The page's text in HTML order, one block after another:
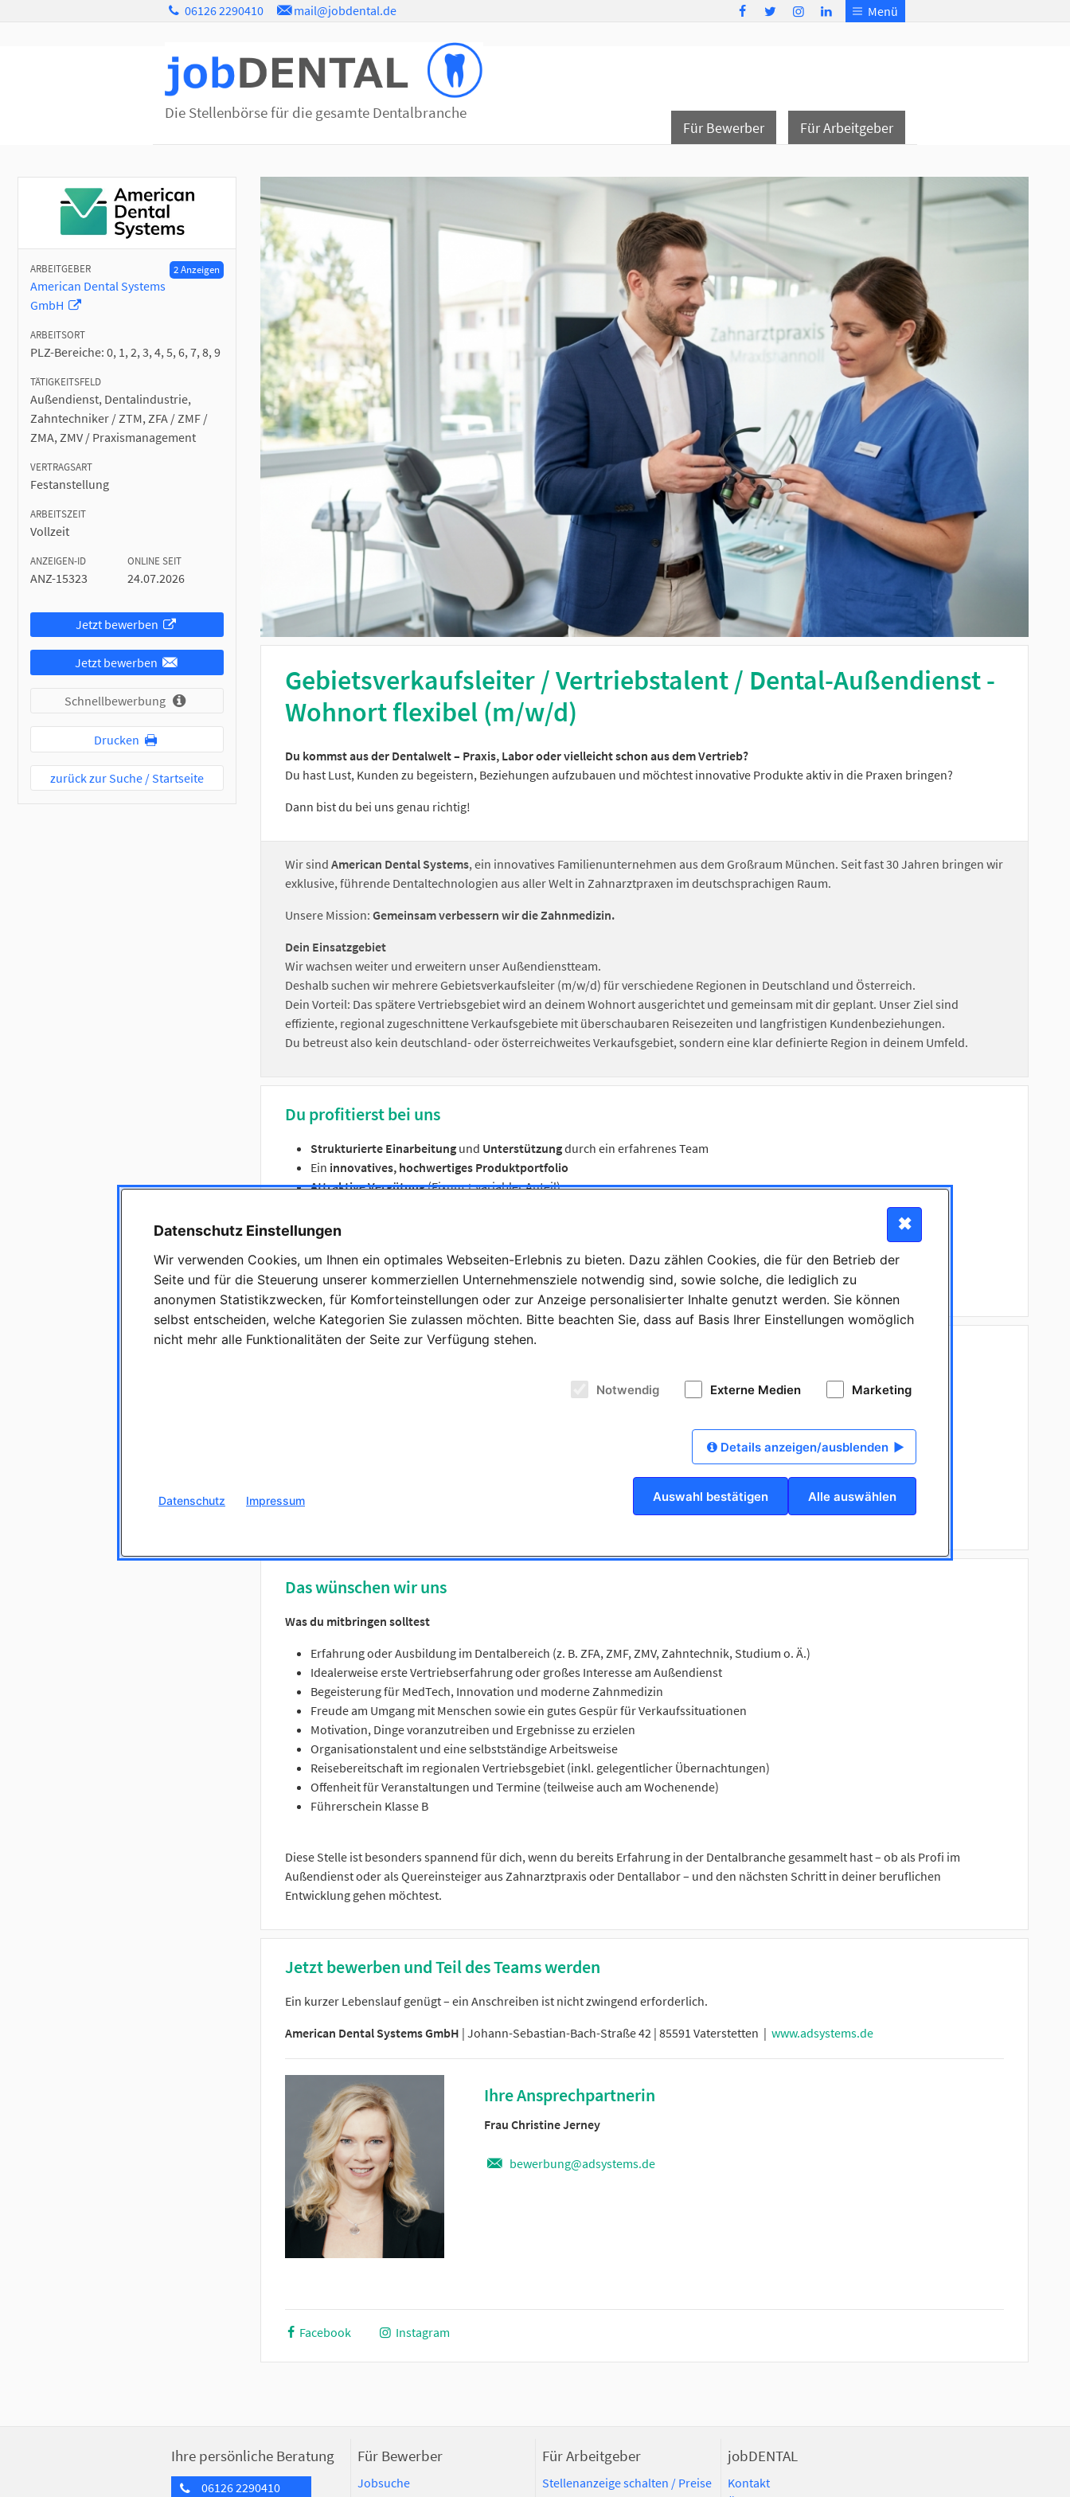
06126 2290410 mail@jobdental.de Menü
Die Stellenbörse für die gesamte Dentalbranche
Für Bewerber Für Arbeitgeber
ARBEITGEBER 2 Anzeigen
American Dental Systems
GmbH
ARBEITSORT
PLZ-Bereiche: 0, 1, 2, 3, 4, 5, 6, 7, 8, 9
TÄTIGKEITSFELD
Außendienst, Dentalindustrie,
Zahntechniker / ZTM, ZFA / ZMF /
ZMA, ZMV / Praxismanagement
VERTRAGSART
Festanstellung
ARBEITSZEIT
Vollzeit
ANZEIGEN-ID
ANZ-15323
ONLINE SEIT
24.07.2026
Jetzt bewerben
Jetzt bewerben
Schnellbewerbung
Drucken
zurück zur Suche / Startseite
Gebietsverkaufsleiter / Vertriebstalent / Dental-Außendienst -
Wohnort flexibel (m/w/d)
Du kommst aus der Dentalwelt – Praxis, Labor oder vielleicht schon aus dem Vertrieb?
Du hast Lust, Kunden zu begeistern, Beziehungen aufzubauen und möchtest innovative Produkte aktiv in die Praxen bringen?
Dann bist du bei uns genau richtig!
Wir sind American Dental Systems, ein innovatives Familienunternehmen aus dem Großraum München. Seit fast 30 Jahren bringen wir
exklusive, führende Dentaltechnologien aus aller Welt in Zahnarztpraxen im deutschsprachigen Raum.
Unsere Mission: Gemeinsam verbessern wir die Zahnmedizin.
Dein Einsatzgebiet
Wir wachsen weiter und erweitern unser Außendienstteam.
Deshalb suchen wir mehrere Gebietsverkaufsleiter (m/w/d) für verschiedene Regionen in Deutschland und Österreich.
Dein Vorteil: Das spätere Vertriebsgebiet wird an deinem Wohnort ausgerichtet und gemeinsam mit dir geplant. Unser Ziel sind
effiziente, regional zugeschnittene Verkaufsgebiete mit überschaubaren Reisezeiten und langfristigen Kundenbeziehungen.
Du betreust also kein deutschland- oder österreichweites Verkaufsgebiet, sondern eine klar definierte Region in deinem Umfeld.
Du profitierst bei uns
Strukturierte Einarbeitung und Unterstützungdurch ein erfahrenes Team
Ein innovatives, hochwertiges Produktportfolio
Attraktive Vergütung(Fixum + variabler Anteil)
Moderne
32 Urlaubstage
Teilnahme annationalen und internationalen Events
LangfristigePerspektiven in einemwachsendenUnternehmen
Warum es bei uns nicht langweilig wird
Eine vielseitige Außendienstrolle, in der Beratung und Verkauf Hand in Hand gehen:
Du berätst Zahnärzte und Praxisteams zu innovativen Produkten und überzeugst sie von deren Mehrwert
Du gewinnst neue Kunden und entwickelst dein Vertriebsgebiet eigenständig weiter
Du bist regelmäßig auf Fortbildungen, Kongressen und Events unterwegs
Du arbeitest eigenverantwortlich und behältst deine Ziele im Blick
Das wünschen wir uns
Was du mitbringen solltest
Erfahrung oder Ausbildung im Dentalbereich (z. B. ZFA, ZMF, ZMV, Zahntechnik, Studium o. Ä.)
Idealerweise erste Vertriebserfahrung oder großes Interesse am Außendienst
Begeisterung für MedTech, Innovation und moderne Zahnmedizin
Freude am Umgang mit Menschen sowie ein gutes Gespür für Verkaufssituationen
Motivation, Dinge voranzutreiben und Ergebnisse zu erzielen
Organisationstalent und eine selbstständige Arbeitsweise
Reisebereitschaft im regionalen Vertriebsgebiet (inkl. gelegentlicher Übernachtungen)
Offenheit für Veranstaltungen und Termine (teilweise auch am Wochenende)
Führerschein Klasse B
Diese Stelle ist besonders spannend für dich, wenn du bereits Erfahrung in der Dentalbranche gesammelt hast – ob als Profi im
Außendienst oder als Quereinsteiger aus Zahnarztpraxis oder Dentallabor – und den nächsten Schritt in deiner beruflichen
Entwicklung gehen möchtest.
Jetzt bewerben und Teil des Teams werden
Ein kurzer Lebenslauf genügt – ein Anschreiben ist nicht zwingend erforderlich.
American Dental Systems GmbH | Johann-Sebastian-Bach-Straße 42 | 85591 Vaterstetten | www.adsystems.de
Ihre Ansprechpartnerin
Frau Christine Jerney
bewerbung@adsystems.de
Facebook Instagram
Ihre persönliche Beratung
06126 2290410
Für Bewerber
Jobsuche
Für Arbeitgeber
Stellenanzeige schalten / Preise
jobDENTAL
Kontakt
Datenschutz Einstellungen
Wir verwenden Cookies, um Ihnen ein optimales Webseiten-Erlebnis zu bieten. Dazu zählen Cookies, die für den Betrieb der
Seite und für die Steuerung unserer kommerziellen Unternehmensziele notwendig sind, sowie solche, die lediglich zu
anonymen Statistikzwecken, für Komforteinstellungen oder zur Anzeige personalisierter Inhalte genutzt werden. Sie können
selbst entscheiden, welche Kategorien Sie zulassen möchten. Bitte beachten Sie, dass auf Basis Ihrer Einstellungen womöglich
nicht mehr alle Funktionalitäten der Seite zur Verfügung stehen.
Notwendig Externe Medien Marketing
Details anzeigen/ausblenden
Auswahl bestätigen Alle auswählen
Datenschutz Impressum
✖